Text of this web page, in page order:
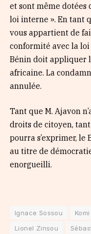
et sont même dotées
loi interne ». En tant
vous appartient de
conformité avec la
Bénin doit appliquer
africaine. La
annulée.
Tant que M. Ajavon
droits de citoyen,
pourra s’exprimer,
au titre de
enorgueilli.
Ignace Sossou
Lionel Zinsou